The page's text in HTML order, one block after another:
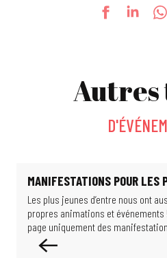
Le jardin de Michèle
Escape game : l'énigme du Professeur
Jeu d'enquête : les scientifiques de
Féeries Nocturnes au Jardin 2026
Exposition - Migrations & climat :
Visite guidée : La Cité d'hier à
Exposition : Les puits disparus
Exposition : Limits of Control
Autres
MANIFESTATIONS POUR LES
Les plus jeunes d’entre nous ont
propres animations et
page uniquement des